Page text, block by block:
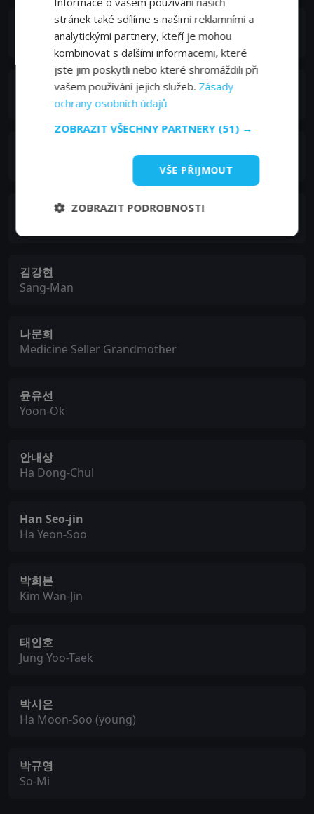
Jin-Young
Seo Joo-Won
김강현
Sang-Man
나문희
Medicine Seller Grandmother
윤유선
Yoon-Ok
안내상
Ha Dong-Chul
Han Seo-jin
Ha Yeon-Soo
박희본
Kim Wan-Jin
태인호
Jung Yoo-Taek
박시은
Ha Moon-Soo (young)
박규영
So-Mi
stránek také sdílíme s našimi reklamními a
analytickými partnery, kteří je mohou
kombinovat s dalšími informacemi, které
jste jim poskytli nebo které shromáždili při
vašem používání jejich služeb. Zásady
ochrany osobních údajů
ZOBRAZIT VŠECHNY PARTNERY (51) →
VŠE PŘIJMOUT
ZOBRAZIT PODROBNOSTI